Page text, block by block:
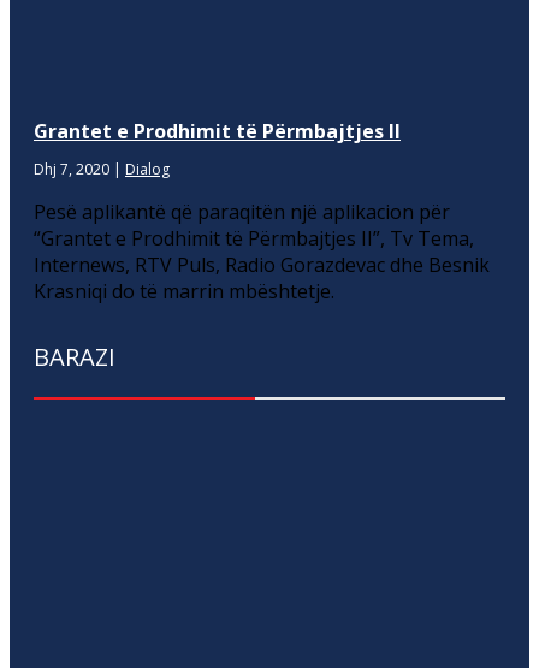
Grantet e Prodhimit të Përmbajtjes II
Dhj 7, 2020 | Dialog
Pesë aplikantë që paraqitën një aplikacion për
“Grantet e Prodhimit të Përmbajtjes II”, Tv Tema,
Internews, RTV Puls, Radio Gorazdevac dhe Besnik
Krasniqi do të marrin mbështetje.
BARAZI